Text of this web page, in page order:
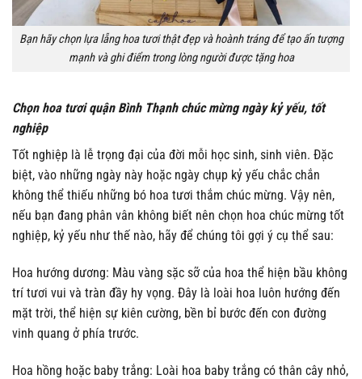
Bạn hãy chọn lựa lẵng hoa tươi thật đẹp và hoành tráng để tạo ấn tượng
mạnh và ghi điểm trong lòng người được tặng hoa
Chọn hoa tươi quận Bình Thạnh chúc mừng ngày kỷ yếu, tốt
nghiệp
Tốt nghiệp là lễ trọng đại của đời mỗi học sinh, sinh viên. Đặc
biệt, vào những ngày này hoặc ngày chụp kỷ yếu chắc chắn
không thể thiếu những bó hoa tươi thắm chúc mừng. Vậy nên,
nếu bạn đang phân vân không biết nên chọn hoa chúc mừng tốt
nghiệp, kỷ yếu như thế nào, hãy để chúng tôi gợi ý cụ thể sau:
Hoa hướng dương: Màu vàng sặc sỡ của hoa thể hiện bầu không
trí tươi vui và tràn đầy hy vọng. Đây là loài hoa luôn hướng đến
mặt trời, thể hiện sự kiên cường, bền bỉ bước đến con đường
vinh quang ở phía trước.
Hoa hồng hoặc baby trắng: Loài hoa baby trắng có thân cây nhỏ,